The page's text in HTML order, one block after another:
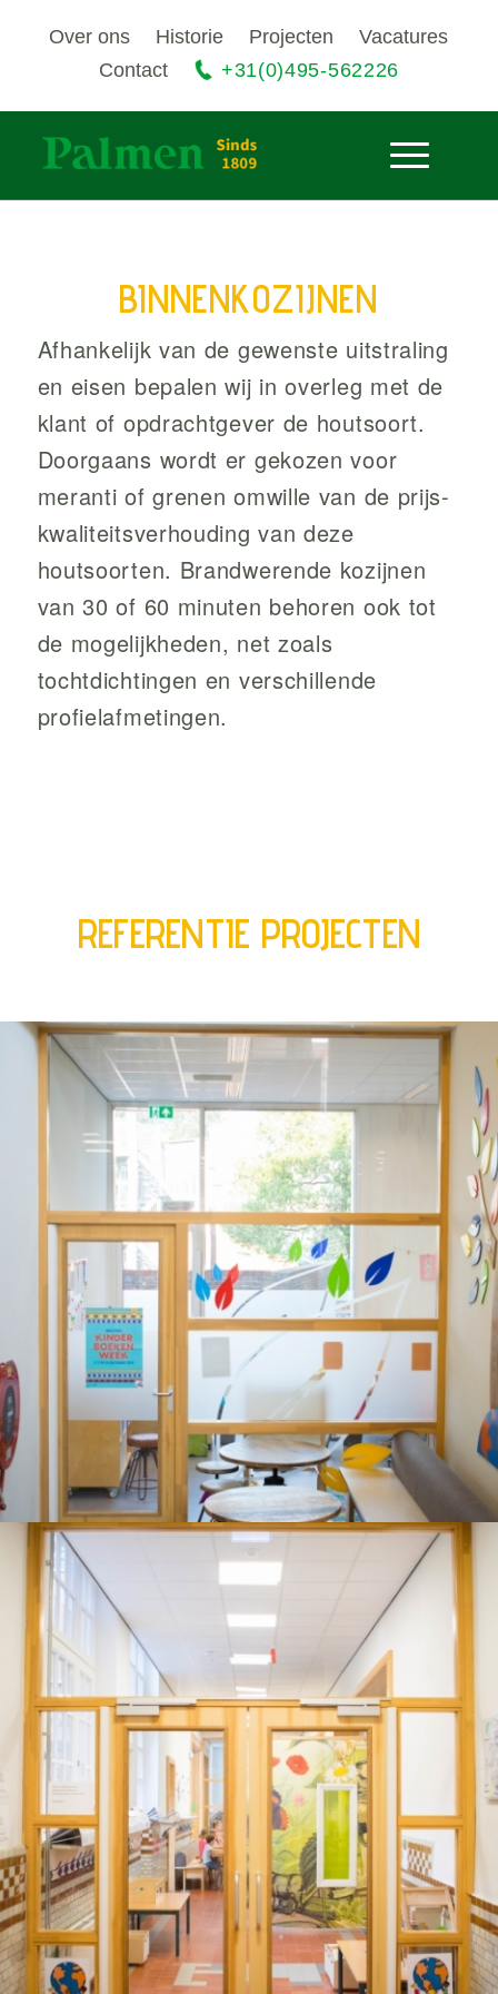
Over ons Historie Projecten
Vacatures
Contact
+31(0)495-562226
BINNENKOZIJNEN
Afhankelijk van de gewenste uitstraling
en eisen bepalen wij in overleg met de
klant of opdrachtgever de houtsoort.
Doorgaans wordt er gekozen voor
meranti of grenen omwille van de prijs-
kwaliteitsverhouding van deze
houtsoorten. Brandwerende kozijnen
van 30 of 60 minuten behoren ook tot
de mogelijkheden, net zoals
tochtdichtingen en verschillende
profielafmetingen.
REFERENTIE PROJECTEN